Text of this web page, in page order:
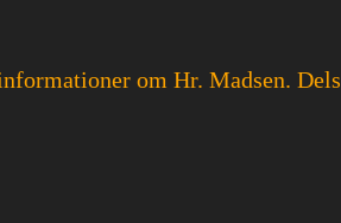
om Hr. Madsen.